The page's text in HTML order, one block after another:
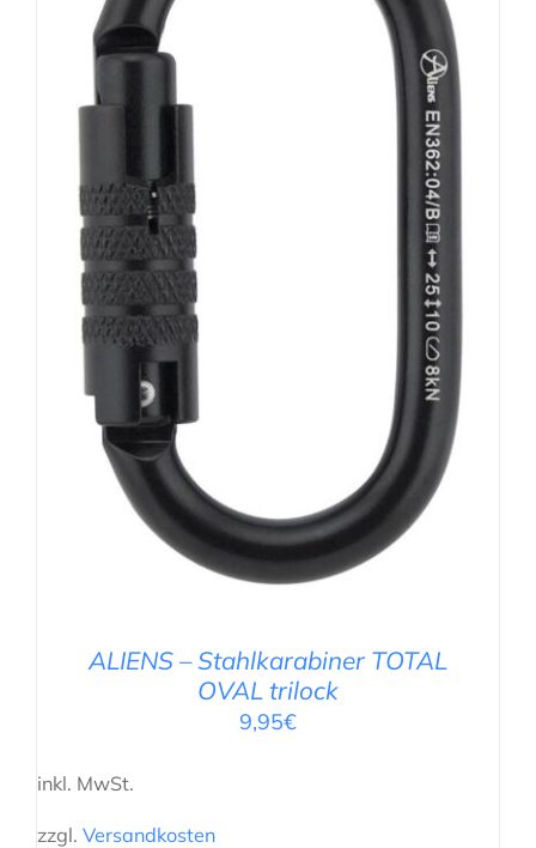
AUSFÜHRUNG WÄHLEN
ALIENS – Stahlkarabiner TOTAL
OVAL trilock
9,95€
inkl. MwSt.
zzgl. Versandkosten